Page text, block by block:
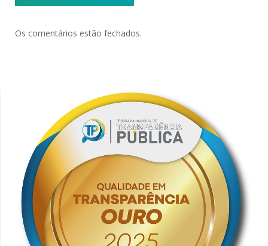
Os comentários estão fechados.